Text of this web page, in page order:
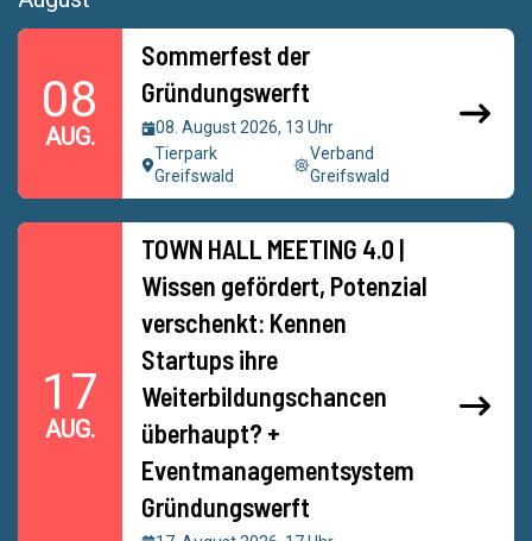
08
AUG.
Sommerfest der
Gründungswerft
08. August 2026, 13 Uhr
Tierpark
Greifswald
Verband
Greifswald
17
AUG.
TOWN HALL MEETING 4.0 |
Wissen gefördert, Potenzial
verschenkt: Kennen
Startups ihre
Weiterbildungschancen
überhaupt? +
Eventmanagementsystem
Gründungswerft